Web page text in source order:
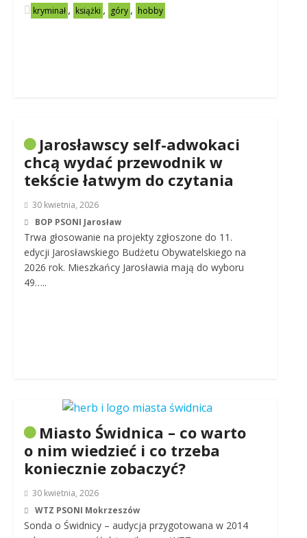
kryminał , książki , góry , hobby
Jarosławscy self-adwokaci
chcą wydać przewodnik w
tekście łatwym do czytania
30 kwietnia, 2026
BOP PSONI Jarosław
Trwa głosowanie na projekty zgłoszone do 11.
edycji Jarosławskiego Budżetu Obywatelskiego na
2026 rok. Mieszkańcy Jarosławia mają do wyboru
49…..
Miasto Świdnica – co warto
o nim wiedzieć i co trzeba
koniecznie zobaczyć?
30 kwietnia, 2026
WTZ PSONI Mokrzeszów
Sonda o Świdnicy – audycja przygotowana w 2014